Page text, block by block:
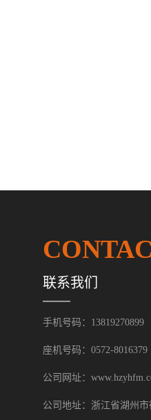
联系我们
手机号码：
座机号码：0572-8016379
公司网址：
公司地址：浙江省湖州